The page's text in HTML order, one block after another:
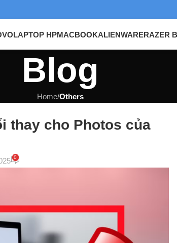
LAPTOP HPMACBOOKALIENWARERAZER
Blog
Home/Others
thay cho Photos của
0